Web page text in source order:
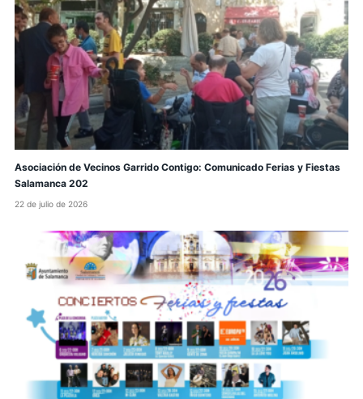
Asociación de Vecinos Garrido Contigo: Comunicado Ferias y Fiestas
Salamanca 202
22 de julio de 2026